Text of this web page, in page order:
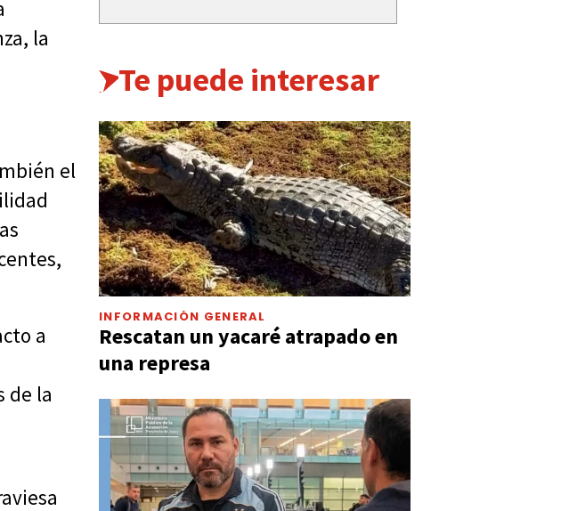
la
el
a
de la
Te puede interesar
INFORMACIÓN GENERAL
Rescatan un yacaré atrapado en
una represa